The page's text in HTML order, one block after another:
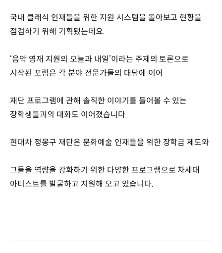
국내 클래식 인재들을 위한 지원 시스템을 돌아보고 현황을
점검하기 위해 기획됐는데요.
‘음악 영재 지원의 오늘과 내일’이라는 주제의 토론으로
시작된 포럼은 각 분야 전문가들의 대담에 이어
재단 프로그램에 관해 솔직한 이야기를 들어볼 수 있는
장학생들과의 대화도 이어졌습니다.
현대차 정몽구 재단은 문화예술 인재들을 위한 장학금 제도와
그들을 역량을 강화하기 위한 다양한 프로그램으로 차세대
아티스트를 발굴하고 지원해 오고 있습니다.